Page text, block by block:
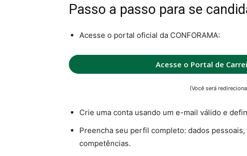
Passo a passo para se
Acesse o portal oficial da CONFORAMA:
Acesse o Portal de
(Você será
Crie uma conta usando um e-mail válido e
Preencha seu perfil completo: dados
competências.